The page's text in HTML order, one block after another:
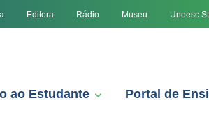
Editora Rádio Museu Unoesc
ao Estudante Portal de